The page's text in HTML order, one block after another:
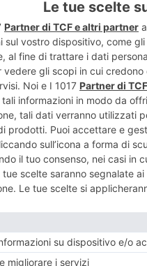
LASCIA UN